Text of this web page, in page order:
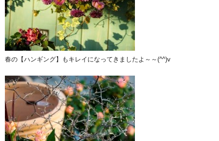
春の【ハンギング】もキレイになってきましたよ～～(^^)v